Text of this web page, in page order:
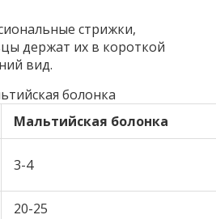
стрижки,
держат их в короткой
вид.
болонка
Мальтийская болонка
3-4
20-25